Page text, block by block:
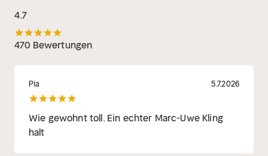
4.7
470 Bewertungen
Pia 5.7.2026
Wie gewohnt toll. Ein echter Marc-Uwe Kling
halt